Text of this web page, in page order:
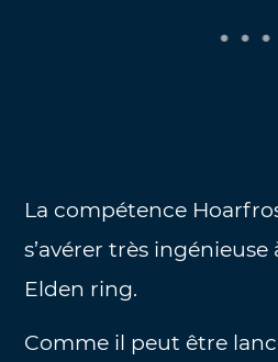
La compétence
s’avérer très
Elden ring.
Comme il peut être